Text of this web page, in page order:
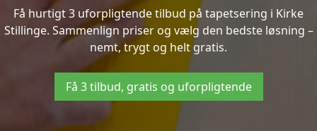
Få hurtigt 3 uforpligtende tilbud på tapetsering i Kirke
Stillinge. Sammenlign priser og vælg den bedste løsning –
nemt, trygt og helt gratis.
Få 3 tilbud, gratis og uforpligtende